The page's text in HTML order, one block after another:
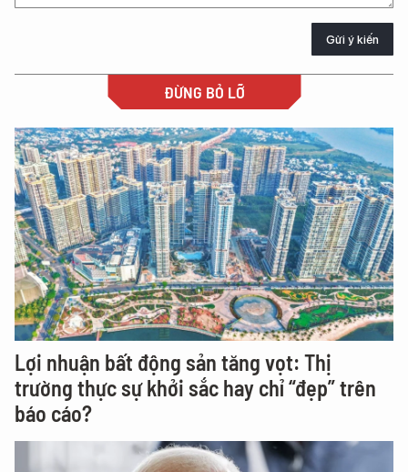
Gửi ý kiến
ĐỪNG BỎ LỠ
Lợi nhuận bất động sản tăng vọt: Thị
trường thực sự khởi sắc hay chỉ “đẹp” trên
báo cáo?